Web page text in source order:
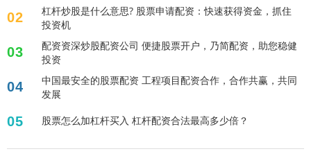
02
杠杆炒股是什么意思? 股票申请配资：快速获得资金，抓住
投资机
03
配资资深炒股配资公司 便捷股票开户，乃简配资，助您稳健
投资
04
中国最安全的股票配资 工程项目配资合作，合作共赢，共同
发展
05 股票怎么加杠杆买入 杠杆配资合法最高多少倍？